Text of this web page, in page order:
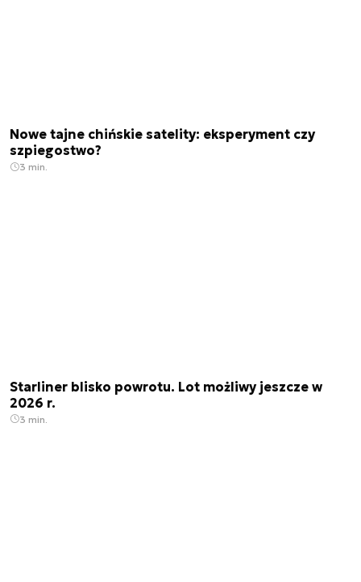
Nowe tajne chińskie satelity: eksperyment czy
szpiegostwo?
3 min.
Starliner blisko powrotu. Lot możliwy jeszcze w
2026 r.
3 min.